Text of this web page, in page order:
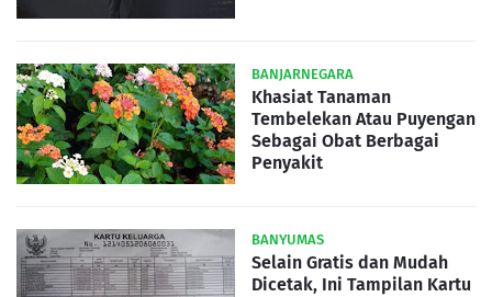
BANJARNEGARA
Khasiat Tanaman
Tembelekan Atau Puyengan
Sebagai Obat Berbagai
Penyakit
BANYUMAS
Selain Gratis dan Mudah
Dicetak, Ini Tampilan Kartu